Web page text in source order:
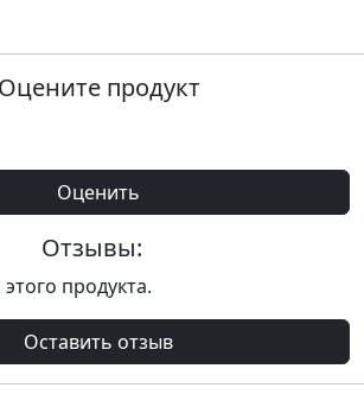
Оцените продукт
Оценить
Отзывы:
продукта.
Оставить отзыв